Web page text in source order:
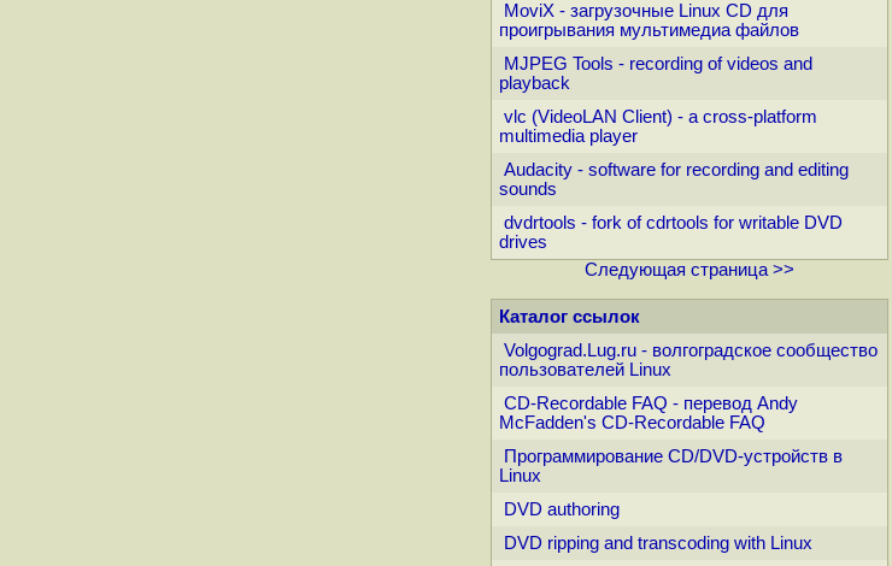
MoviX - загрузочные Linux CD для
проигрывания мультимедиа файлов
MJPEG Tools - recording of videos and
playback
vlc (VideoLAN Client) - a cross-platform
multimedia player
Audacity - software for recording and editing
sounds
dvdrtools - fork of cdrtools for writable DVD
drives
Следующая страница >>
Каталог ссылок
Volgograd.Lug.ru - волгоградское сообщество
пользователей Linux
CD-Recordable FAQ - перевод Andy
McFadden's CD-Recordable FAQ
Программирование CD/DVD-устройств в
Linux
DVD authoring
DVD ripping and transcoding with Linux